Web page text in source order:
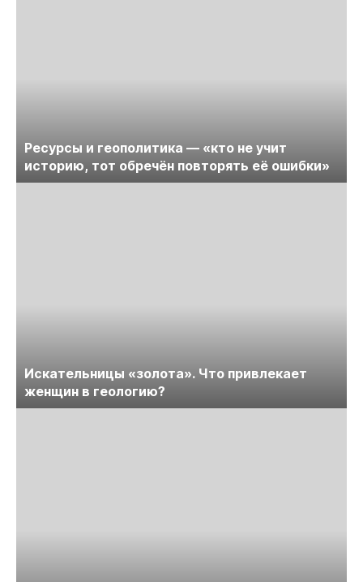
Ресурсы и геополитика — «кто не учит
историю, тот обречён повторять её ошибки»
Искательницы «золота». Что привлекает
женщин в геологию?